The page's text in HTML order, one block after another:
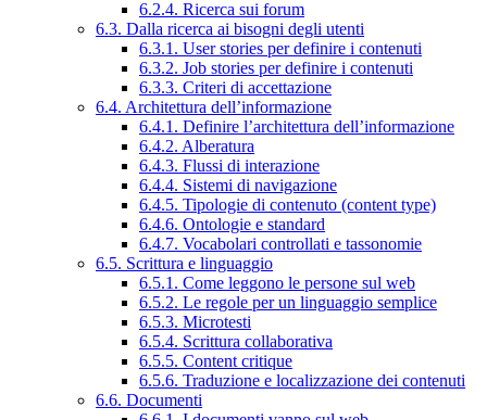
6.2.4. Ricerca sui forum
6.3. Dalla ricerca ai bisogni degli utenti
6.3.1. User stories per definire i contenuti
6.3.2. Job stories per definire i contenuti
6.3.3. Criteri di accettazione
6.4. Architettura dell’informazione
6.4.1. Definire l’architettura dell’informazione
6.4.2. Alberatura
6.4.3. Flussi di interazione
6.4.4. Sistemi di navigazione
6.4.5. Tipologie di contenuto (content type)
6.4.6. Ontologie e standard
6.4.7. Vocabolari controllati e tassonomie
6.5. Scrittura e linguaggio
6.5.1. Come leggono le persone sul web
6.5.2. Le regole per un linguaggio semplice
6.5.3. Microtesti
6.5.4. Scrittura collaborativa
6.5.5. Content critique
6.5.6. Traduzione e localizzazione dei contenuti
6.6. Documenti